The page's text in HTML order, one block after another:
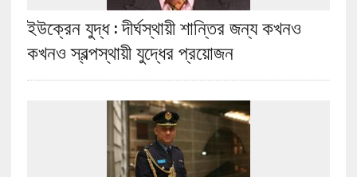
ইউক্রেন যুদ্ধ : দীর্ঘস্থায়ী শান্তির জন্য কখনও
কখনও স্বল্পস্থায়ী যুদ্ধের প্রয়োজন